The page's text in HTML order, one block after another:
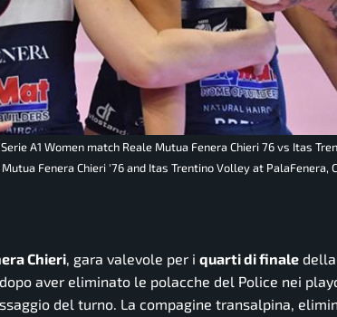
A1 Women match Reale Mutua Fenera Chieri 76 vs Itas
Fenera Chieri '76 and Itas Trentino Volley at PalaFenera,
Chieri, gara valevole per i quarti di finale della
aver eliminato le polacche del Police nei
del turno. La compagine transalpina,